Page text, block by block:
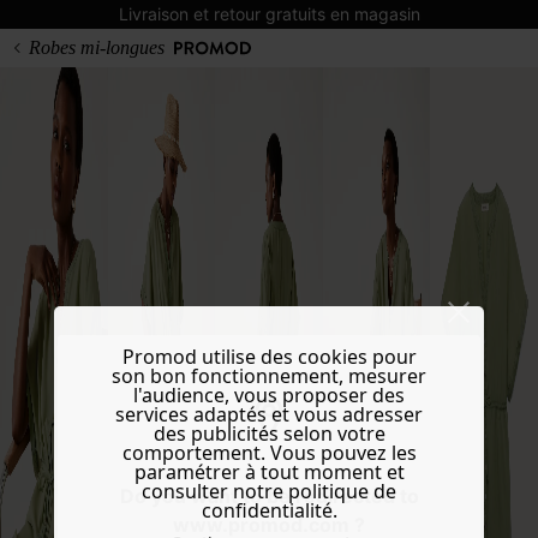
Livraison et retour gratuits en magasin
Do you want to be redirected to
www.promod.com ?
Robes mi-longues
Promod utilise des cookies pour
son bon fonctionnement, mesurer
l'audience, vous proposer des
services adaptés et vous adresser
des publicités selon votre
comportement. Vous pouvez les
paramétrer à tout moment et
consulter notre politique de
confidentialité.